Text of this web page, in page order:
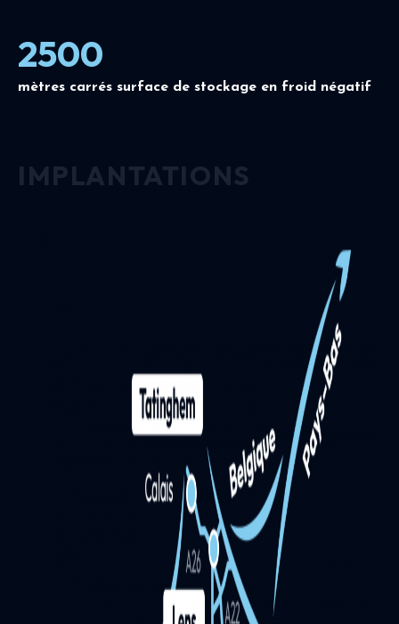
2500
mètres carrés surface de stockage en froid négatif
IMPLANTATIONS